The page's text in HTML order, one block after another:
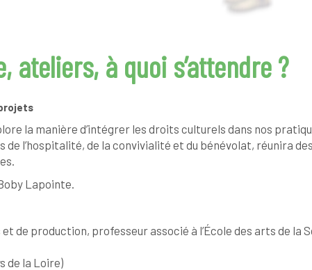
ateliers, à quoi s’attendre ?
la manière d’intégrer les droits culturels dans nos
l’hospitalité, de la convivialité et du bénévolat, réunira
Lapointe.
de production, professeur associé à l’École des arts de la
de la Loire)